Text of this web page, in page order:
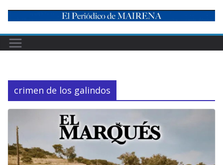
content
crimen de los galindos